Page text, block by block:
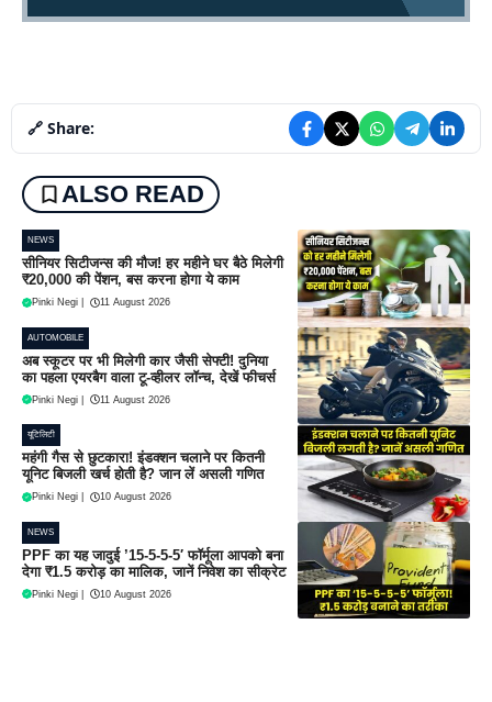
🔗 Share:
ALSO READ
NEWS
सीनियर सिटीजन्स की मौज! हर महीने घर बैठे मिलेगी
₹20,000 की पेंशन, बस करना होगा ये काम
Pinki Negi 11 August 2026
AUTOMOBILE
अब स्कूटर पर भी मिलेगी कार जैसी सेफ्टी! दुनिया
का पहला एयरबैग वाला टू-व्हीलर लॉन्च, देखें फीचर्स
Pinki Negi 11 August 2026
यूटिलिटी
महंगी गैस से छुटकारा! इंडक्शन चलाने पर कितनी
यूनिट बिजली खर्च होती है? जान लें असली गणित
Pinki Negi 10 August 2026
NEWS
PPF का यह जादुई ’15-5-5-5′ फॉर्मूला आपको बना
देगा ₹1.5 करोड़ का मालिक, जानें निवेश का सीक्रेट
Pinki Negi 10 August 2026